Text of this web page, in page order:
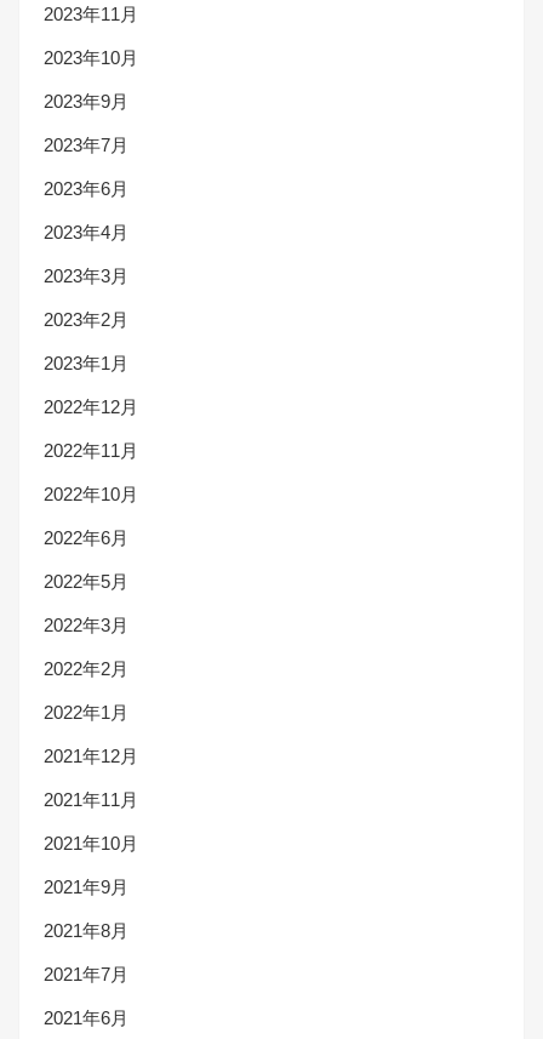
2023年11月
2023年10月
2023年9月
2023年7月
2023年6月
2023年4月
2023年3月
2023年2月
2023年1月
2022年12月
2022年11月
2022年10月
2022年6月
2022年5月
2022年3月
2022年2月
2022年1月
2021年12月
2021年11月
2021年10月
2021年9月
2021年8月
2021年7月
2021年6月